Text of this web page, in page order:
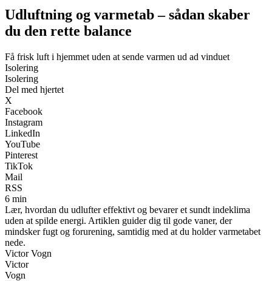
Udluftning og varmetab – sådan skaber
du den rette balance
Få frisk luft i hjemmet uden at sende varmen ud ad vinduet
Isolering
Isolering
Del med hjertet
X
Facebook
Instagram
LinkedIn
YouTube
Pinterest
TikTok
Mail
RSS
6 min
Lær, hvordan du udlufter effektivt og bevarer et sundt indeklima
uden at spilde energi. Artiklen guider dig til gode vaner, der
mindsker fugt og forurening, samtidig med at du holder varmetabet
nede.
Victor Vogn
Victor
Vogn